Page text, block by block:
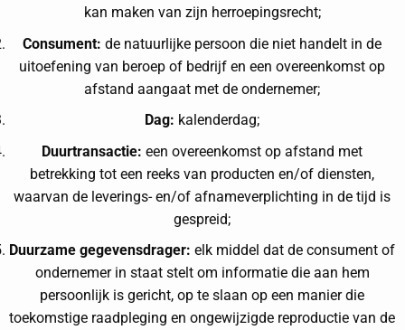
kan maken van zijn herroepingsrecht;
Consument: de natuurlijke persoon die niet handelt in de
uitoefening van beroep of bedrijf en een overeenkomst op
afstand aangaat met de ondernemer;
Dag: kalenderdag;
Duurtransactie: een overeenkomst op afstand met
betrekking tot een reeks van producten en/of diensten,
waarvan de leverings- en/of afnameverplichting in de tijd is
gespreid;
Duurzame gegevensdrager: elk middel dat de consument of
ondernemer in staat stelt om informatie die aan hem
persoonlijk is gericht, op te slaan op een manier die
toekomstige raadpleging en ongewijzigde reproductie van de